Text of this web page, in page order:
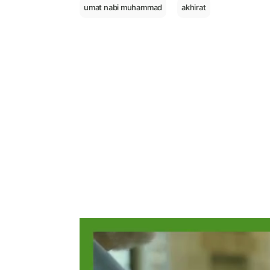
umat nabi muhammad akhirat